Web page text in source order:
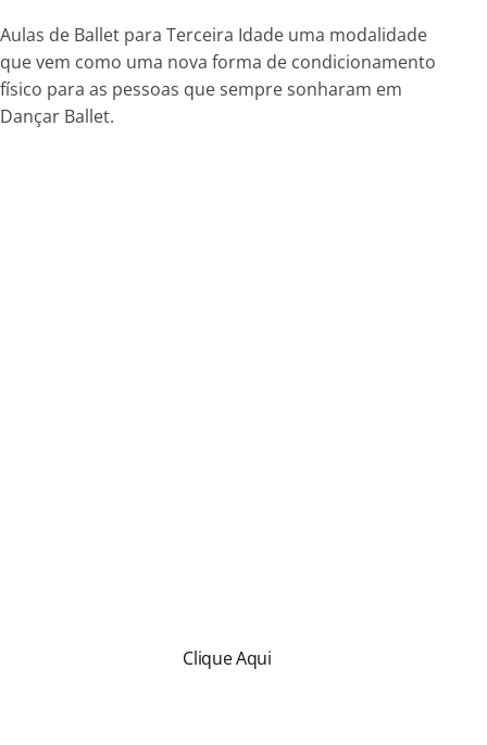
Aulas de Ballet para Terceira Idade uma modalidade
que vem como uma nova forma de condicionamento
físico para as pessoas que sempre sonharam em
Dançar Ballet.
Clique Aqui